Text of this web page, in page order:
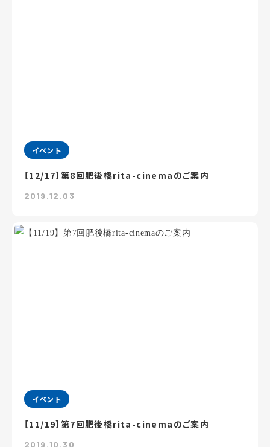
イベント
【12/17】第8回肥後橋rita-cinemaのご案内
2019.12.03
イベント
【11/19】第7回肥後橋rita-cinemaのご案内
2019.10.30